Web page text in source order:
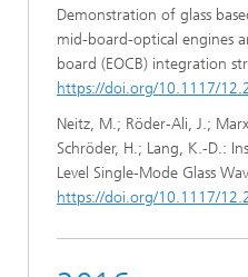
Demonstration of glass
mid-board-optical engines
board (EOCB) integration
https://doi.org/10.1117/
Neitz, M.; Röder-Ali, J.;
Schröder, H.; Lang, K.-D.:
Level Single-Mode Glass
https://doi.org/10.1117/